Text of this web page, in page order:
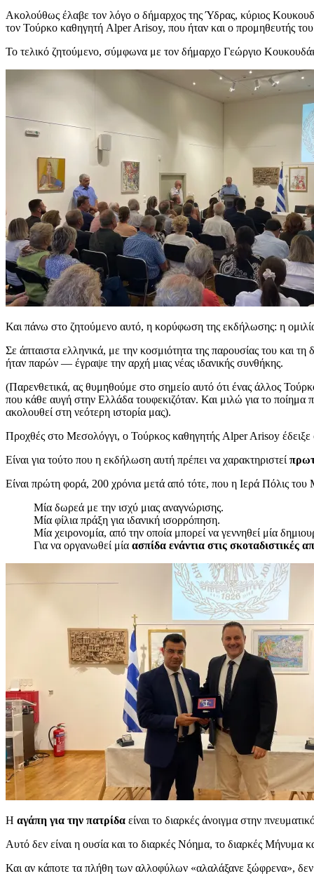
Ακολούθως έλαβε τον λόγο ο δήμαρχος της Ύδρας, κύριος
τον Τούρκο καθηγητή Alper Arisoy, που ήταν και ο προμηθευτής
Το τελικό ζητούμενο, σύμφωνα με τον δήμαρχο Γεώργιο
Και πάνω στο ζητούμενο αυτό, η κορύφωση της εκδήλωσης: η
Σε άπταιστα ελληνικά, με την κοσμιότητα της παρουσίας του και
ήταν παρών — έγραψε την αρχή μιας νέας ιδανικής συνθήκης.
(Παρενθετικά, ας θυμηθούμε στο σημείο αυτό ότι ένας άλλος
που κάθε αυγή στην Ελλάδα τουφεκιζόταν. Και μιλώ για το
ακολουθεί στη νεότερη ιστορία μας).
Προχθές στο Μεσολόγγι, ο Τούρκος καθηγητής Alper Arisoy έδειξε
Είναι για τούτο που η εκδήλωση αυτή πρέπει να χαρακτηριστεί
Είναι πρώτη φορά, 200 χρόνια μετά από τότε, που η Ιερά Πόλις
Μία δωρεά με την ισχύ μιας αναγνώρισης.
Μία φίλια πράξη για ιδανική ισορρόπηση.
Μία χειρονομία, από την οποία μπορεί να γεννηθεί μία
Για να οργανωθεί μία ασπίδα ενάντια στις σκοταδιστικές
Η αγάπη για την πατρίδα είναι το διαρκές άνοιγμα στην
Αυτό δεν είναι η ουσία και το διαρκές Νόημα, το διαρκές Μήνυμα
Και αν κάποτε τα πλήθη των αλλοφύλων «αλαλάξανε ξώφρενα»,